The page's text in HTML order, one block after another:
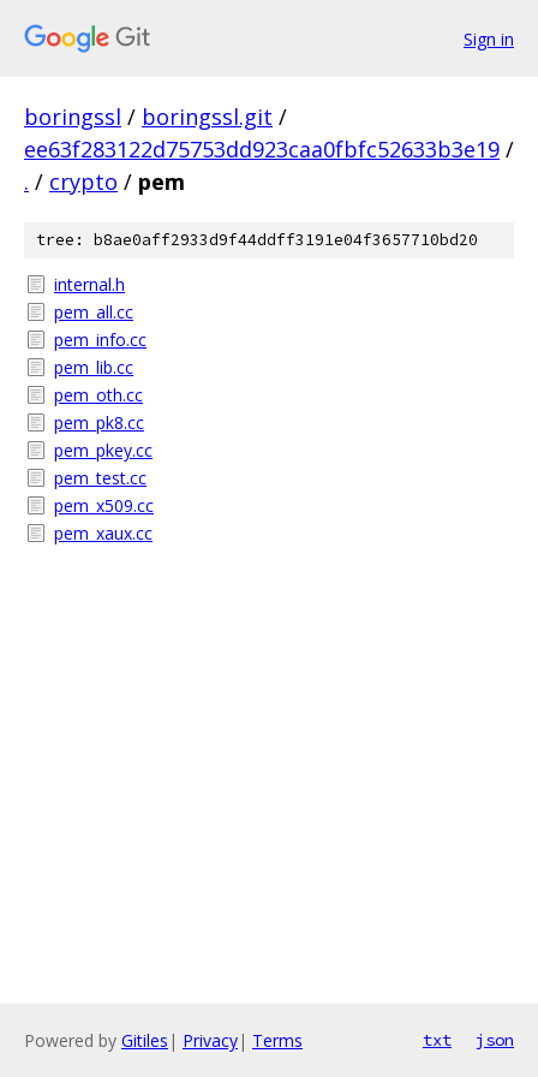
Sign in
boringssl / boringssl.git /
ee63f283122d75753dd923caa0fbfc52633b3e19 /
. / crypto / pem
tree: b8ae0aff2933d9f44ddff3191e04f3657710bd20
internal.h
pem_all.cc
pem_info.cc
pem_lib.cc
pem_oth.cc
pem_pk8.cc
pem_pkey.cc
pem_test.cc
pem_x509.cc
pem_xaux.cc
Powered by Gitiles | Privacy| Terms txt json